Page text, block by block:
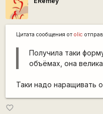
Цитата сообщения от olic
Получила таки
объёмах, она велика
Таки надо наращивать
favorite_border